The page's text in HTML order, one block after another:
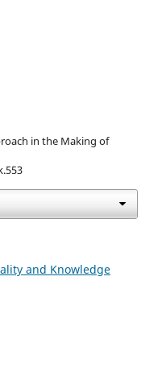
in the Making of
and Knowledge